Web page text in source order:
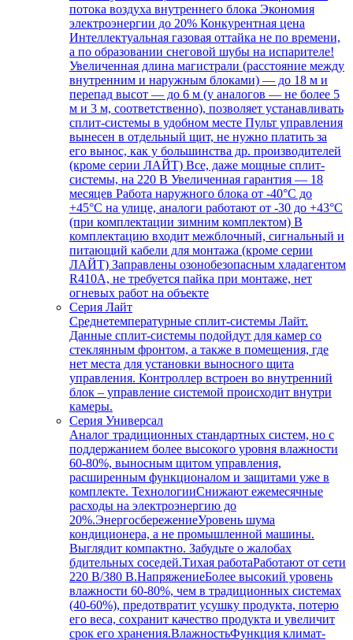
потока воздуха внутреннего блока Экономия
электроэнергии до 20% Конкурентная цена
Интеллектуальная газовая оттайка не по времени,
а по образовании снеговой шубы на испарителе!
Увеличенная длина магистрали (расстояние между
внутренним и наружным блоками) — до 18 м и
перепад высот — до 6 м (у аналогов — не более 5
м и 3 м, соответственно), позволяет устанавливать
сплит-системы в удобном месте Пульт управления
вынесен в отдельный щит, не нужно платить за
его вынос, как у большинства др. производителей
(кроме серии ЛАЙТ) Все, даже мощные сплит-
системы, на 220 В Увеличенная гарантия — 18
месяцев Работа наружного блока от -40°С до
+45°С на улице, аналоги работают от -30 до +43°С
(при комплектации зимним комплектом) В
комплектацию входит межблочный, сигнальный и
питающий кабели для монтажа (кроме серии
ЛАЙТ) Заправлены озонобезопасным хладагентом
R410A, не требуется пайка при монтаже, нет
огневых работ на объекте
Серия Лайт
Среднетемпературные сплит-системы Лайт.
Данные сплит-системы подойдут для камер со
стеклянным фронтом, а также в помещения, где
нет места для установки выносного щита
управления. Контроллер встроен во внутренний
блок – управление системой происходит внутри
камеры.
Серия Универсал
Аналог традиционных стандартных систем, но с
поддержанием более высокого уровня влажности
60-80%, выносным щитом управления,
расширенным функционалом и защитами уже в
комплекте. ТехнологииСнижают ежемесячные
расходы на электроэнергию до
20%.ЭнергосбережениеУровень шума
кондиционера, а не промышленной машины.
Выглядит компактно. Забудьте о жалобах
бдительных соседей.Тихая работаРаботают от сети
220 В/380 В.НапряжениеБолее высокий уровень
влажности 60-80%, чем в традиционных системах
(40-60%), предотвратит усушку продукта, потерю
его веса, сохранит качество продукта и увеличит
срок его хранения.ВлажностьФункция климат-